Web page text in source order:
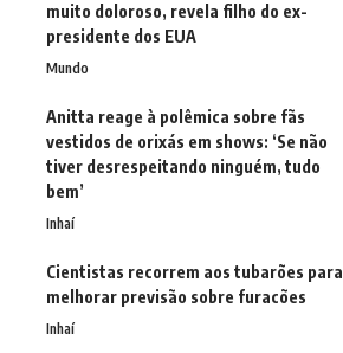
muito doloroso, revela filho do ex-
presidente dos EUA
Mundo
Anitta reage à polêmica sobre fãs
vestidos de orixás em shows: ‘Se não
tiver desrespeitando ninguém, tudo
bem’
Inhaí
Cientistas recorrem aos tubarões para
melhorar previsão sobre furacões
Inhaí